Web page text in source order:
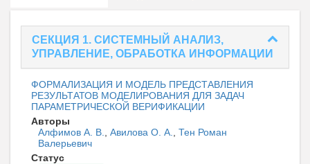
СЕКЦИЯ 1. СИСТЕМНЫЙ АНАЛИЗ,
УПРАВЛЕНИЕ, ОБРАБОТКА ИНФОРМАЦИИ
ФОРМАЛИЗАЦИЯ И МОДЕЛЬ ПРЕДСТАВЛЕНИЯ
РЕЗУЛЬТАТОВ МОДЕЛИРОВАНИЯ ДЛЯ ЗАДАЧ
ПАРАМЕТРИЧЕСКОЙ ВЕРИФИКАЦИИ
Авторы
Алфимов А. В.
Авилова О. А.
Тен Роман
Валерьевич
Статус